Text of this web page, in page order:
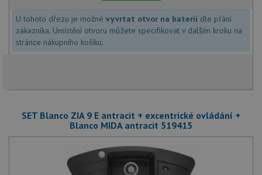
U tohoto dřezu je možné vyvrtat otvor na baterii dle přání
zákazníka. Umístění otvoru můžete specifikovat v dalším kroku na
stránce nákupního košíku.
SET Blanco ZIA 9 E antracit + excentrické ovládání +
Blanco MIDA antracit 519415